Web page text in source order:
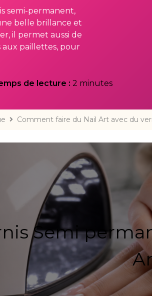
semi-permanent,
belle brillance et
il permet aussi de
aux paillettes, pour
de lecture : 2 minutes
Comment faire du Nail Art avec du
Semi